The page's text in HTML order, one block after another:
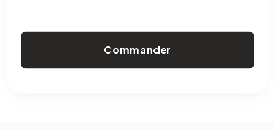
Commander